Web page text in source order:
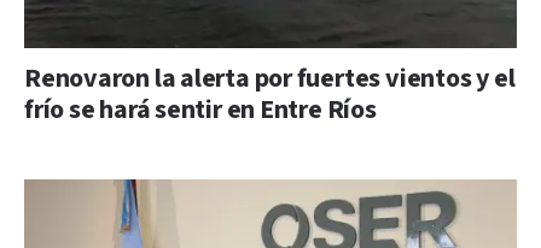
Renovaron la alerta por fuertes vientos y el
frío se hará sentir en Entre Ríos